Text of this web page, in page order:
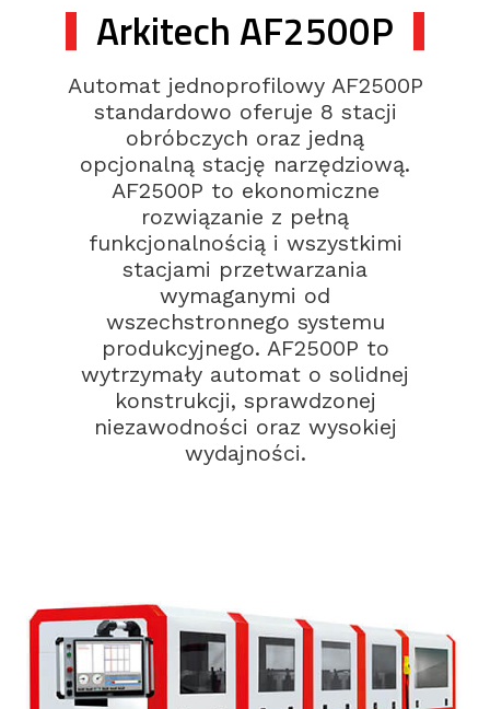
Arkitech AF2500P
Automat jednoprofilowy AF2500P
standardowo oferuje 8 stacji
obróbczych oraz jedną
opcjonalną stację narzędziową.
AF2500P to ekonomiczne
rozwiązanie z pełną
funkcjonalnością i wszystkimi
stacjami przetwarzania
wymaganymi od
wszechstronnego systemu
produkcyjnego. AF2500P to
wytrzymały automat o solidnej
konstrukcji, sprawdzonej
niezawodności oraz wysokiej
wydajności.